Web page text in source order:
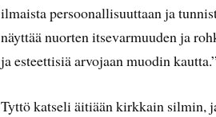
ilmaista persoonallisuuttaan ja
näyttää nuorten itsevarmuuden ja
ja esteettisiä arvojaan muodin
Tyttö katseli äitiään kirkkain silmin,